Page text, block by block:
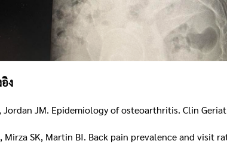
ง
Jordan JM. Epidemiology of osteoarthritis. Clin
Mirza SK, Martin BI. Back pain prevalence and visit